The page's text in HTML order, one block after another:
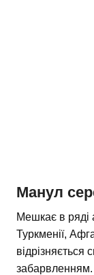
Манул
Мешкає в ряді
Туркменії,
відрізняється
забарвленням.